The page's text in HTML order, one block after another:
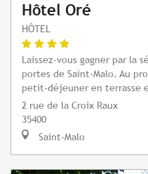
Hôtel Oré
HÔTEL
Laissez-vous gagner par la
portes de Saint-Malo. Au
petit-déjeuner en terrasse
2 rue de la Croix Raux
35400
Saint-Malo